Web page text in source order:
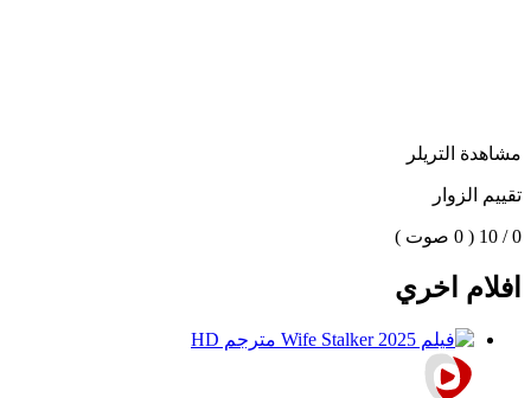
مشاهدة التريلر
تقييم الزوار
0 / 10 ( 0 صوت )
افلام اخري